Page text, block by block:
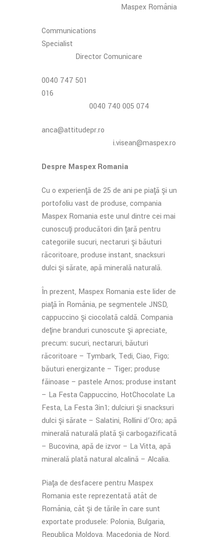
Maspex România
Communications
Specialist
Director Comunicare
0040 747 501
016
0040 740 005 074
anca@attitudepr.ro
i.visean@maspex.ro
Despre Maspex Romania
Cu o experienţă de 25 de ani pe piaţă şi un
portofoliu vast de produse, compania
Maspex Romania este unul dintre cei mai
cunoscuţi producători din ţară pentru
categoriile sucuri, nectaruri şi băuturi
răcoritoare, produse instant, snacksuri
dulci şi sărate, apă minerală naturală.
În prezent, Maspex Romania este lider de
piaţă în România, pe segmentele JNSD,
cappuccino şi ciocolată caldă. Compania
deţine branduri cunoscute şi apreciate,
precum: sucuri, nectaruri, băuturi
răcoritoare – Tymbark, Tedi, Ciao, Figo;
băuturi energizante – Tiger; produse
făinoase – pastele Arnos; produse instant
– La Festa Cappuccino, HotChocolate La
Festa, La Festa 3in1; dulciuri şi snacksuri
dulci şi sărate – Salatini, Rollini d’Oro; apă
minerală naturală plată şi carbogazificată
– Bucovina, apă de izvor – La Vitta, apă
minerală plată natural alcalină – Alcalia.
Piaţa de desfacere pentru Maspex
Romania este reprezentată atât de
România, cât şi de țările în care sunt
exportate produsele: Polonia, Bulgaria,
Republica Moldova, Macedonia de Nord,